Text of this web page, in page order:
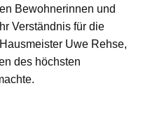
Bewohnerinnen und
Verständnis für die
Uwe Rehse,
des höchsten